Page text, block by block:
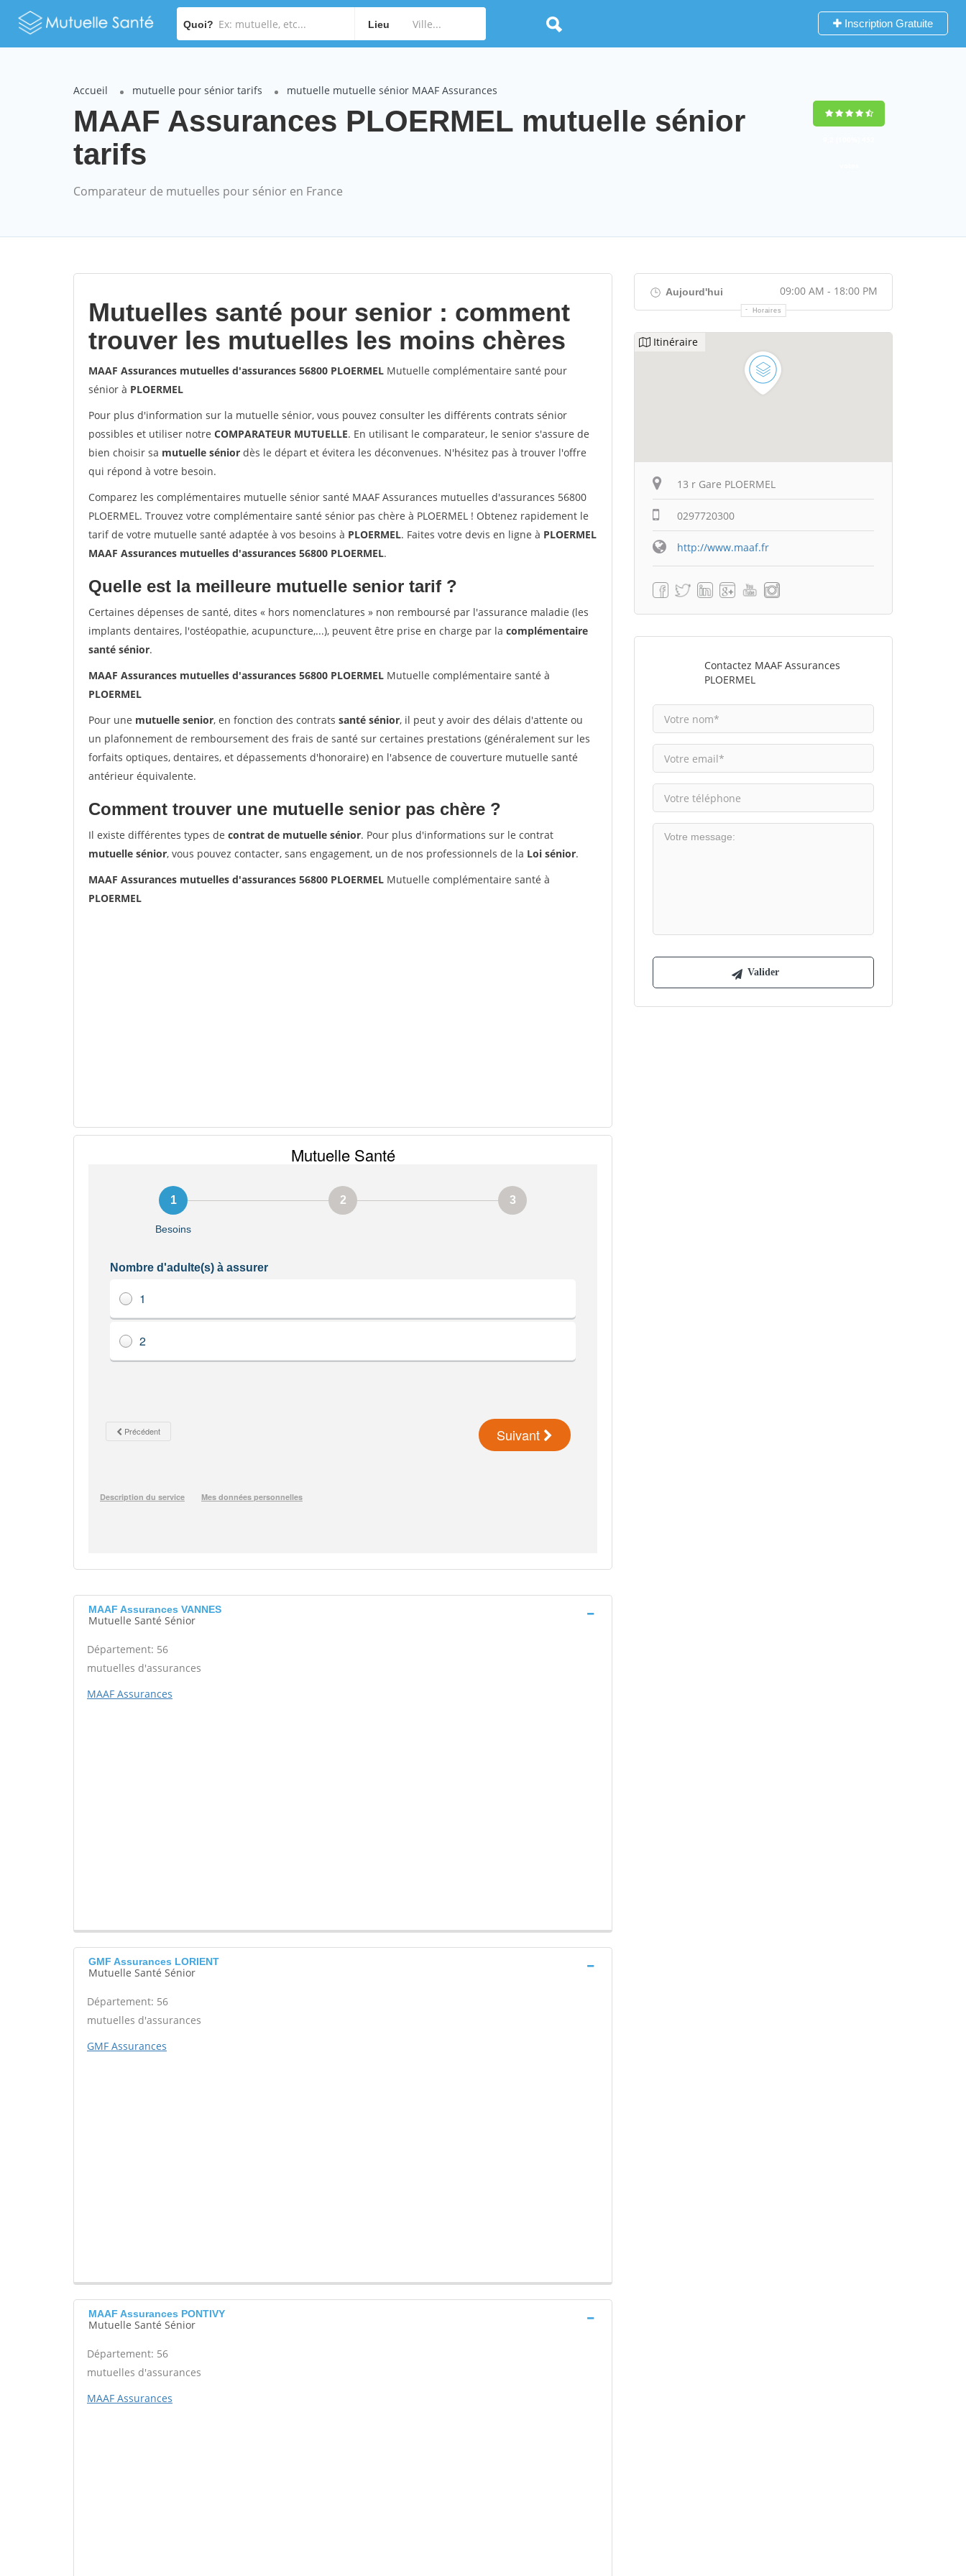
Quoi? Lieu Inscription Gratuite
Accueil mutuelle pour sénior tarifs mutuelle mutuelle sénior MAAF Assurances
MAAF Assurances PLOERMEL mutuelle sénior
tarifs
Comparateur de mutuelles pour sénior en France
Mutuelles santé pour senior : comment
trouver les mutuelles les moins chères
MAAF Assurances mutuelles d'assurances 56800 PLOERMEL Mutuelle complémentaire santé pour
sénior à PLOERMEL
Pour plus d'information sur la mutuelle sénior, vous pouvez consulter les différents contrats sénior
possibles et utiliser notre COMPARATEUR MUTUELLE. En utilisant le comparateur, le senior s'assure de
bien choisir sa mutuelle sénior dès le départ et évitera les déconvenues. N'hésitez pas à trouver l'offre
qui répond à votre besoin.
Comparez les complémentaires mutuelle sénior santé MAAF Assurances mutuelles d'assurances 56800
PLOERMEL. Trouvez votre complémentaire santé sénior pas chère à PLOERMEL ! Obtenez rapidement le
tarif de votre mutuelle santé adaptée à vos besoins à PLOERMEL. Faites votre devis en ligne à PLOERMEL
MAAF Assurances mutuelles d'assurances 56800 PLOERMEL.
Quelle est la meilleure mutuelle senior tarif ?
Certaines dépenses de santé, dites « hors nomenclatures » non remboursé par l'assurance maladie (les
implants dentaires, l'ostéopathie, acupuncture,...), peuvent être prise en charge par la complémentaire
santé sénior.
MAAF Assurances mutuelles d'assurances 56800 PLOERMEL Mutuelle complémentaire santé à
PLOERMEL
Pour une mutuelle senior, en fonction des contrats santé sénior, il peut y avoir des délais d'attente ou
un plafonnement de remboursement des frais de santé sur certaines prestations (généralement sur les
forfaits optiques, dentaires, et dépassements d'honoraire) en l'absence de couverture mutuelle santé
antérieur équivalente.
Comment trouver une mutuelle senior pas chère ?
Il existe différentes types de contrat de mutuelle sénior. Pour plus d'informations sur le contrat
mutuelle sénior, vous pouvez contacter, sans engagement, un de nos professionnels de la Loi sénior.
MAAF Assurances mutuelles d'assurances 56800 PLOERMEL Mutuelle complémentaire santé à
PLOERMEL
MAAF Assurances VANNES
Mutuelle Santé Sénior
Département: 56
mutuelles d'assurances
MAAF Assurances
GMF Assurances LORIENT
Mutuelle Santé Sénior
Département: 56
mutuelles d'assurances
GMF Assurances
MAAF Assurances PONTIVY
Mutuelle Santé Sénior
Département: 56
mutuelles d'assurances
MAAF Assurances
Aujourd'hui 09:00 AM - 18:00 PM
Horaires
Itinéraire
13 r Gare PLOERMEL
0297720300
http://www.maaf.fr
Contactez MAAF Assurances
PLOERMEL